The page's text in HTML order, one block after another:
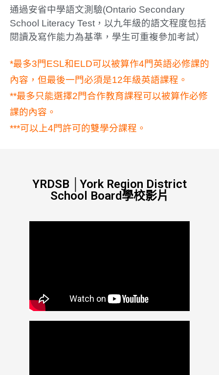
通過安省中學語文測驗(Ontario Secondary
School Literacy Test，以九年級的語文程度包括
閱讀及寫作能力為基準，學生可重複參加考試）
*最多3門ESL和ELD可以被算作4門英語必修課的
內容，但最後一門必須是12年級英語課程。
**最多只能選擇2門合作教育課程可以被算作必修
課的內容。
***可以上4門許可的雙學分課程。
YRDSB │York Region District
School Board學校影片